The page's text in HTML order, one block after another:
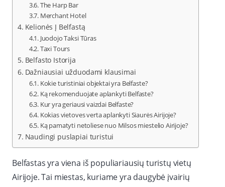
The Harp Bar
Merchant Hotel
Kelionės Į Belfastą
Juodojo Taksi Tūras
Taxi Tours
Belfasto Istorija
Dažniausiai užduodami klausimai
Kokie turistiniai objektai yra Belfaste?
Ką rekomenduojate aplankyti Belfaste?
Kur yra geriausi vaizdai Belfaste?
Kokias vietoves verta aplankyti Siaurės Airijoje?
Ką pamatyti netoliese nuo Milsos miestelio Airijoje?
Naudingi puslapiai turistui
Belfastas yra viena iš populiariausių turistų vietų
Airijoje. Tai miestas, kuriame yra daugybė įvairių